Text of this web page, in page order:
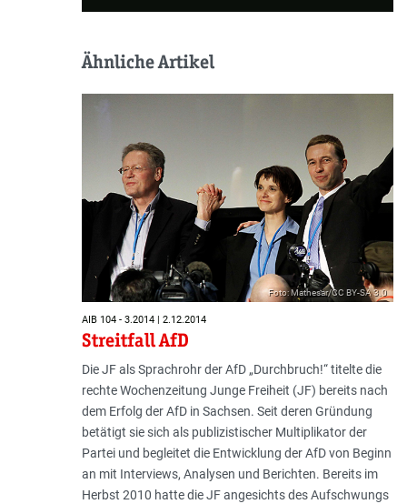
Ähnliche Artikel
Foto: Mathesar/CC BY-SA 3.0
AIB 104 - 3.2014 | 2.12.2014
Streitfall AfD
Die JF als Sprachrohr der AfD „Durchbruch!“ titelte die
rechte Wochenzeitung Junge Freiheit (JF) bereits nach
dem Erfolg der AfD in Sachsen. Seit deren Gründung
betätigt sie sich als publizistischer Multiplikator der
Partei und begleitet die Entwicklung der AfD von Beginn
an mit Interviews, Analysen und Berichten. Bereits im
Herbst 2010 hatte die JF angesichts des Aufschwungs